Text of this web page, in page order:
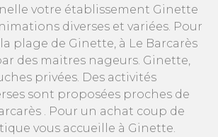
votre établissement Ginette
diverses et variées. Pour
plage de Ginette, à Le Barcarès
des maitres nageurs. Ginette,
privées. Des activités
sont proposées proches de
. Pour un achat coup de
vous accueille à Ginette.